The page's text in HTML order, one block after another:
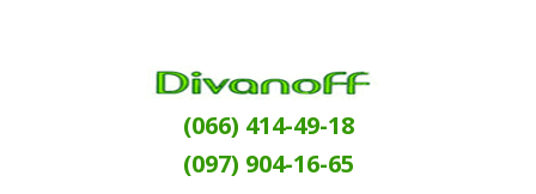
(066) 414-49-18
(097) 904-16-65